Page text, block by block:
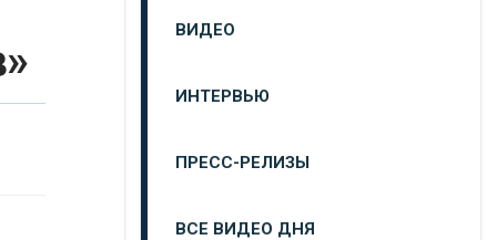
ВИДЕО
ИНТЕРВЬЮ
ПРЕСС-РЕЛИЗЫ
ВСЕ ВИДЕО ДНЯ